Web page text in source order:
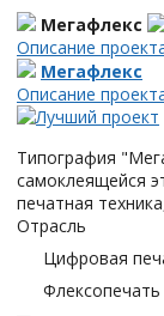
Мегафлекс
Описание
Мегафлекс
Описание
Типография
самоклеящейся
печатная
Отрасль
Цифровая